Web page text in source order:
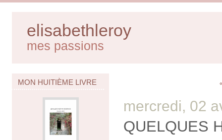
elisabethleroy
mes passions
MON HUITIÈME LIVRE
mercredi, 02
QUELQUES